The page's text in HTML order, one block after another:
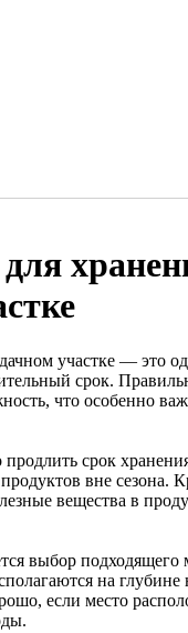
участке — это
срок.
что особенно
срок
вне сезона.
вещества в
выбор подходящего
на глубине
если место